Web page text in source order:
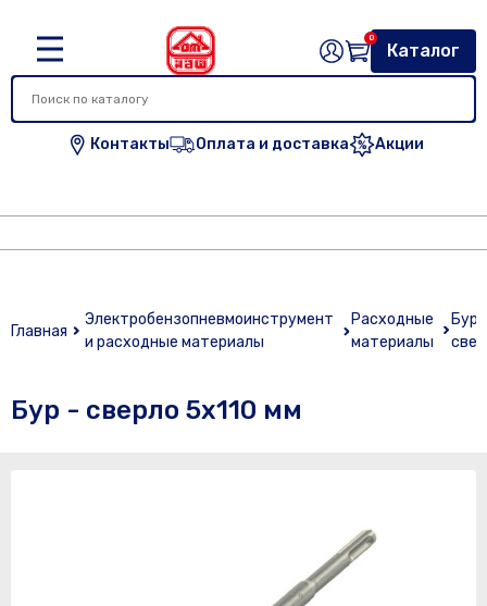
Контакты Оплата и доставка Акции
Каталог
0
Главная
Электробензопневмоинструмент
и расходные материалы
Расходные
материалы
Бур - сверло 5х110 мм